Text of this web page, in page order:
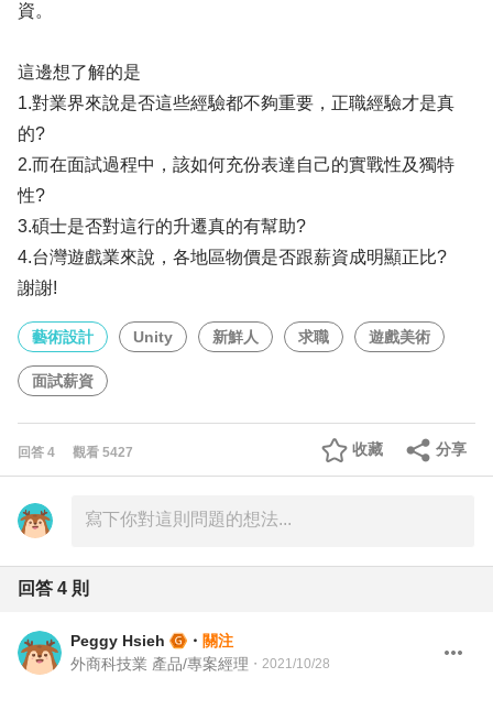
資。
這邊想了解的是
1.對業界來說是否這些經驗都不夠重要，正職經驗才是真
的?
2.而在面試過程中，該如何充份表達自己的實戰性及獨特
性?
3.碩士是否對這行的升遷真的有幫助?
4.台灣遊戲業來說，各地區物價是否跟薪資成明顯正比?
謝謝!
藝術設計 Unity 新鮮人 求職 遊戲美術
面試薪資
回答 4 觀看 5427 分享
收藏
回答 4 則
Peggy Hsieh ・ 關注
外商科技業 產品/專案經理 ・ 2021/10/28